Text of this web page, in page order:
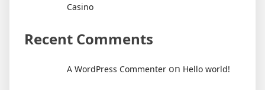
Casino
Recent Comments
A WordPress Commenter on Hello world!